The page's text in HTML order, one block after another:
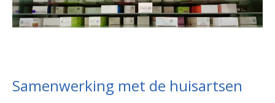
Samenwerking met de huisartsen